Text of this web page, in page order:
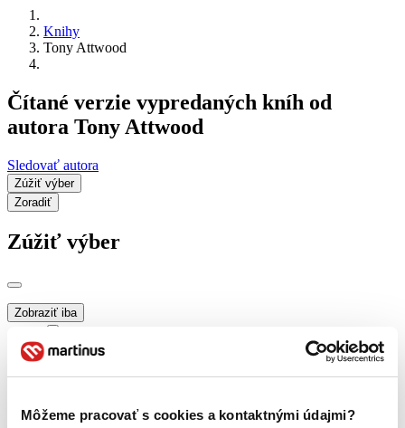
Môžeme pracovať s cookies a kontaktnými údajmi?
Knihy
Tony Attwood
Čítané verzie vypredaných kníh od
autora Tony Attwood
Sledovať autora
Zúžiť výber
Zoradiť
Zúžiť výber
Zobraziť iba
zľavnené tituly (0 titulov)
Dostupnosť
predpredaj (0 titulov)predpredaj